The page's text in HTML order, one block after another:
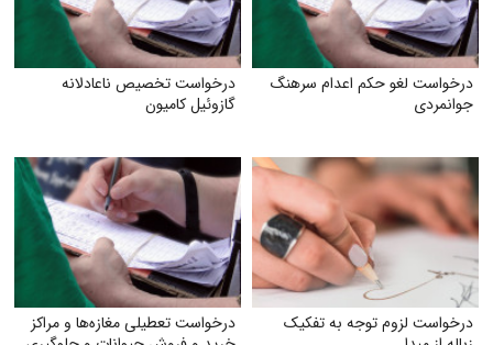
درخواست لغو حکم اعدام سرهنگ
جوانمردی
درخواست تخصیص ناعادلانه
گازوئیل کامیون
درخواست لزوم توجه به تفکیک
درخواست تعطیلی مغازه‌ها و مراکز